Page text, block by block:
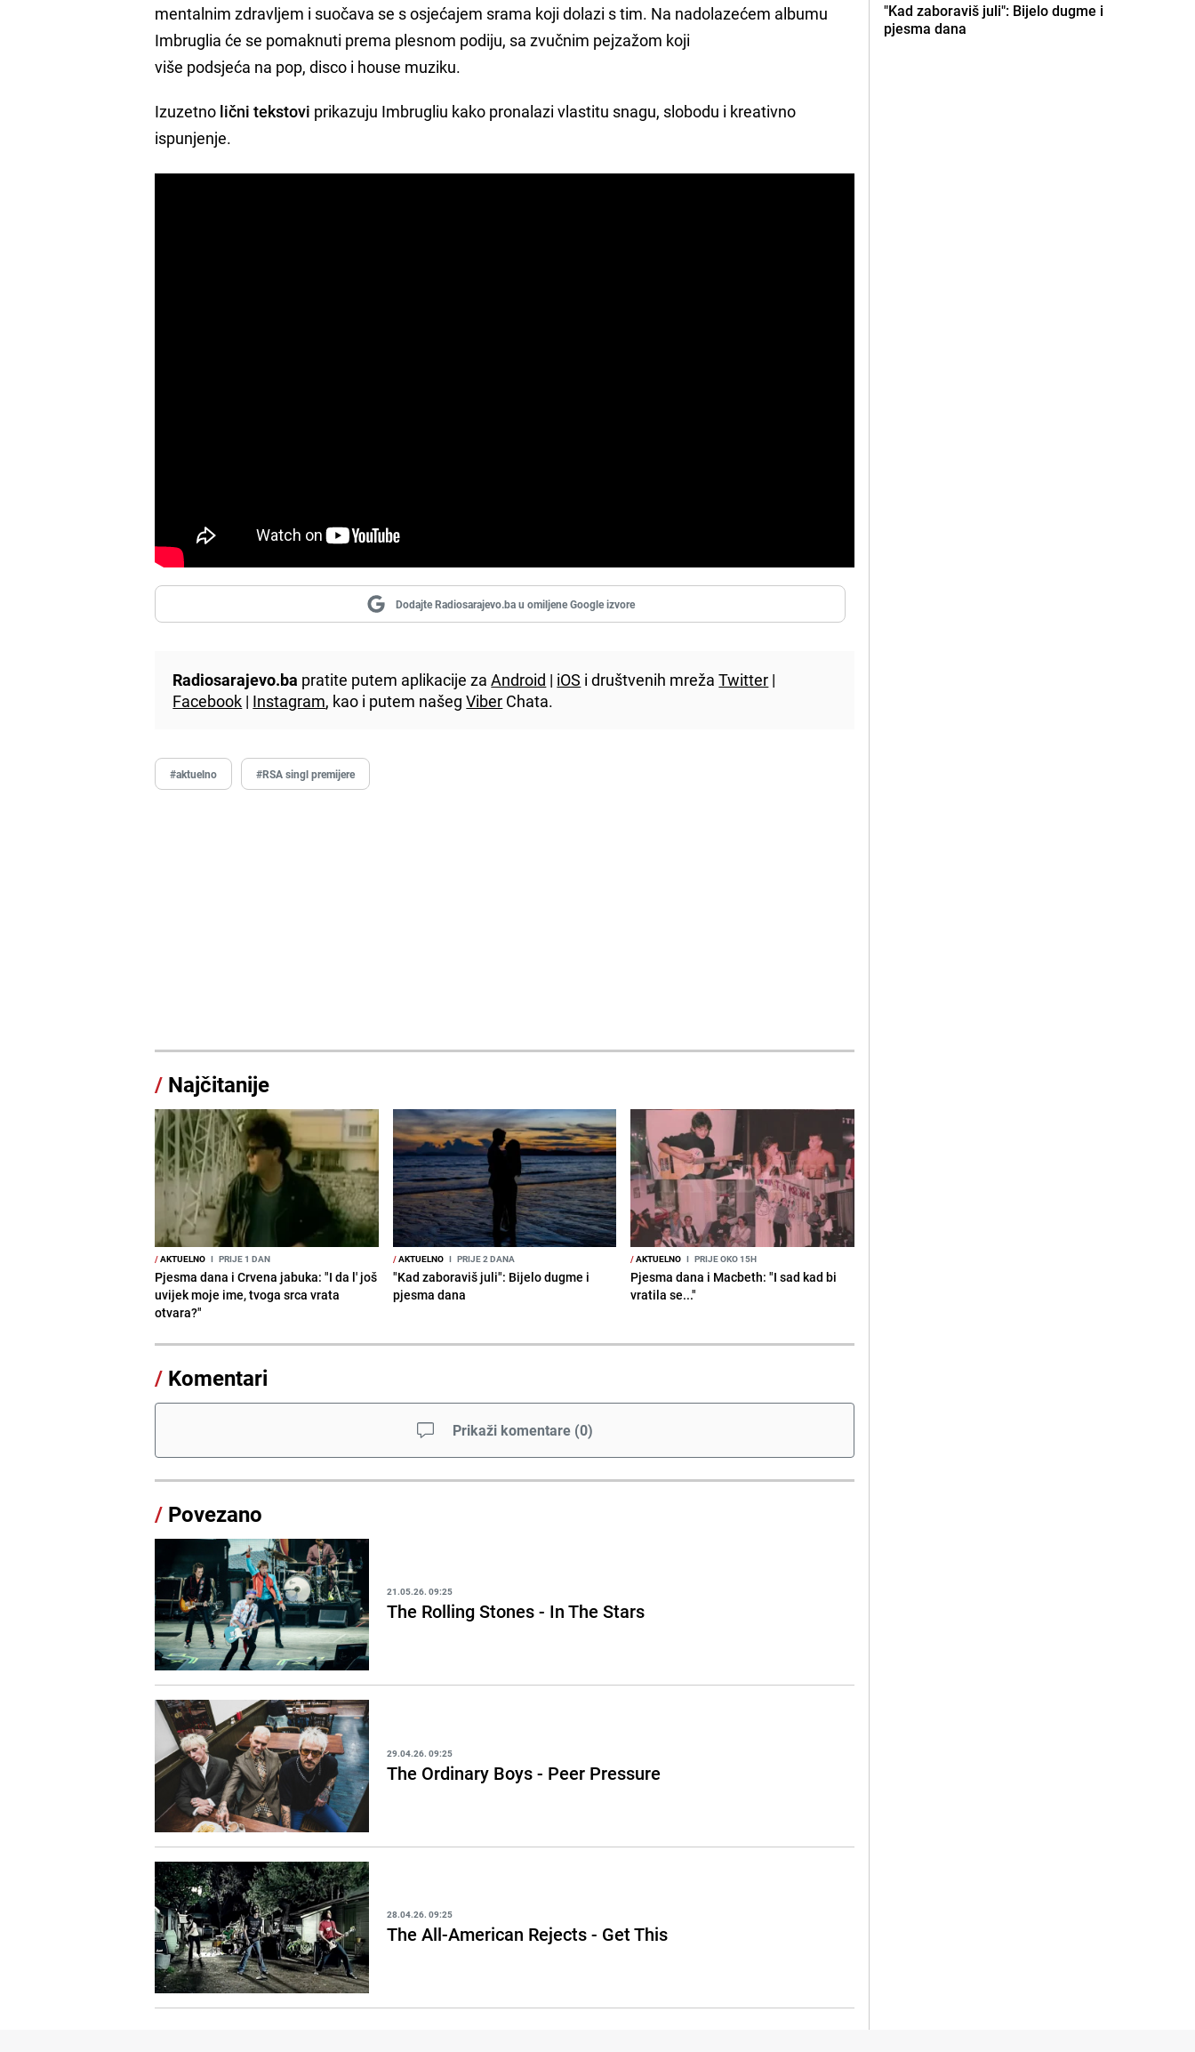
mentalnim zdravljem i suočava se s osjećajem srama koji dolazi s tim. Na nadolazećem albumu
Imbruglia će se pomaknuti prema plesnom podiju, sa zvučnim pejzažom koji
više podsjeća na pop, disco i house muziku.
Izuzetno lični tekstovi prikazuju Imbrugliu kako pronalazi vlastitu snagu, slobodu i kreativno
ispunjenje.
Dodajte Radiosarajevo.ba u omiljene Google izvore
Radiosarajevo.ba pratite putem aplikacije zaAndroid | iOS i društvenih mrežaTwitter |
Facebook | Instagram, kao i putem našegViber Chata.
#aktuelno #RSA singl premijere
/ Najčitanije
/AKTUELNO I PRIJE 1 DAN
Pjesma dana i Crvena jabuka: "I da l' još
uvijek moje ime, tvoga srca vrata
otvara?"
/AKTUELNO I PRIJE 2 DANA
"Kad zaboraviš juli": Bijelo dugme i
pjesma dana
/AKTUELNO I PRIJE OKO 15H
Pjesma dana i Macbeth: "I sad kad bi
vratila se..."
/ Komentari
Prikaži komentare (0)
/ Povezano
21.05.26. 09:25
The Rolling Stones - In The Stars
29.04.26. 09:25
The Ordinary Boys - Peer Pressure
28.04.26. 09:25
The All-American Rejects - Get This
"Kad zaboraviš juli": Bijelo dugme i
pjesma dana